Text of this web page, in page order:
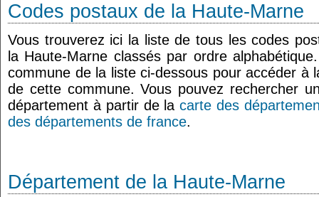
Codes postaux de la Haute-Marne
Vous trouverez ici la liste de tous les codes
la Haute-Marne classés par ordre
commune de la liste ci-dessous pour accéder à
de cette commune. Vous pouvez rechercher
département à partir de lacarte des
des départements de france.
Département de la Haute-Marne